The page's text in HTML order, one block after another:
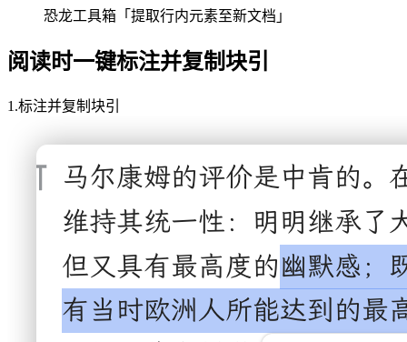
恐龙工具箱「提取行内元素至新文档」
阅读时一键标注并复制块引
1.标注并复制块引